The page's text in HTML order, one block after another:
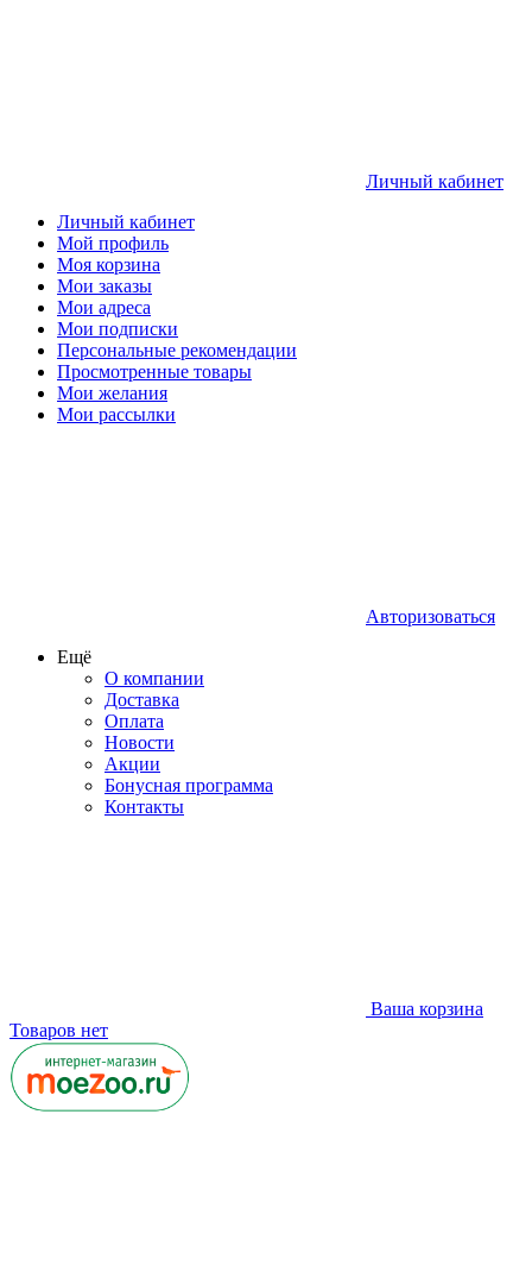
Личный кабинет
Личный кабинет
Мой профиль
Моя корзина
Мои заказы
Мои адреса
Мои подписки
Персональные рекомендации
Просмотренные товары
Мои желания
Мои рассылки
Авторизоваться
Ещё
О компании
Доставка
Оплата
Новости
Акции
Бонусная программа
Контакты
Ваша корзина
Товаров нет